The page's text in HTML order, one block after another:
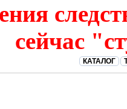
сейчас
КАТАЛОГ